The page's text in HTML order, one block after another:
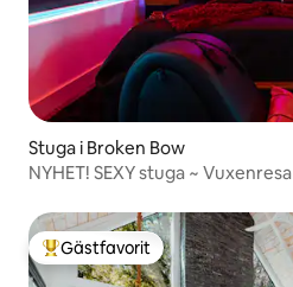
Stuga i Broken Bow
NYHET! SEXY stuga ~ Vuxenresa
Populär gästfavorit
Gästfavorit